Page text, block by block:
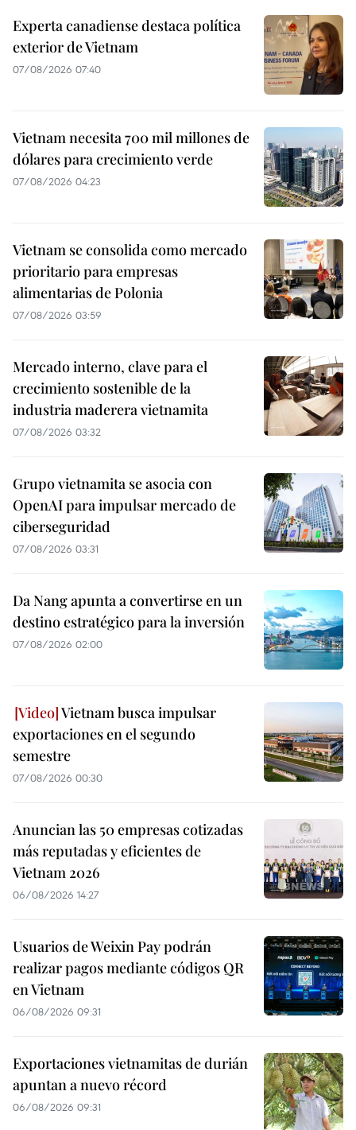
Experta canadiense destaca política
exterior de Vietnam
07/08/2026 07:40
Vietnam necesita 700 mil millones de
dólares para crecimiento verde
07/08/2026 04:23
Vietnam se consolida como mercado
prioritario para empresas
alimentarias de Polonia
07/08/2026 03:59
Mercado interno, clave para el
crecimiento sostenible de la
industria maderera vietnamita
07/08/2026 03:32
Grupo vietnamita se asocia con
OpenAI para impulsar mercado de
ciberseguridad
07/08/2026 03:31
Da Nang apunta a convertirse en un
destino estratégico para la inversión
07/08/2026 02:00
Vietnam busca impulsar
exportaciones en el segundo
semestre
07/08/2026 00:30
Anuncian las 50 empresas cotizadas
más reputadas y eficientes de
Vietnam 2026
06/08/2026 14:27
Usuarios de Weixin Pay podrán
realizar pagos mediante códigos QR
en Vietnam
06/08/2026 09:31
Exportaciones vietnamitas de durián
apuntan a nuevo récord
06/08/2026 09:31